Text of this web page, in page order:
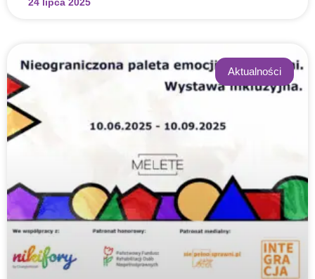
24 lipca 2025
Aktualności